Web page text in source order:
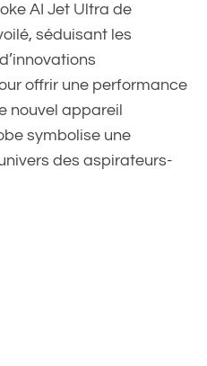
AI Jet Ultra de
séduisant les
offrir une performance
nouvel appareil
symbolise une
des aspirateurs-